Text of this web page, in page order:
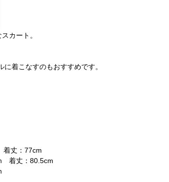
カート。
着こなすのもおすすめです。
丈：77cm
着丈：80.5cm